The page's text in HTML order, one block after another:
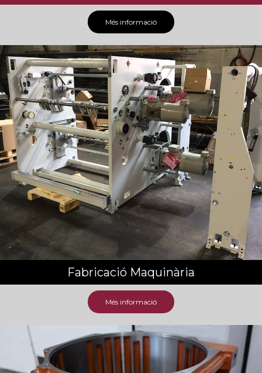
Més informació
Fabricació Maquinària
Més informació